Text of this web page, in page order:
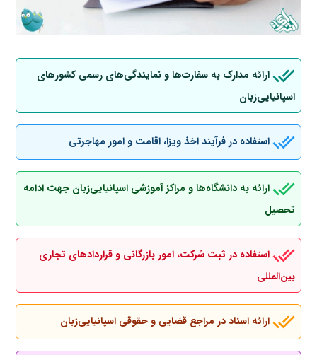
ارائه مدارک به سفارت‌ها و نمایندگی‌های رسمی کشورهای
اسپانیایی‌زبان
استفاده در فرآیند اخذ ویزا، اقامت و امور مهاجرتی
ارائه به دانشگاه‌ها و مراکز آموزشی اسپانیایی‌زبان جهت ادامه
تحصیل
استفاده در ثبت شرکت، امور بازرگانی و قراردادهای تجاری
بین‌المللی
ارائه اسناد در مراجع قضایی و حقوقی اسپانیایی‌زبان